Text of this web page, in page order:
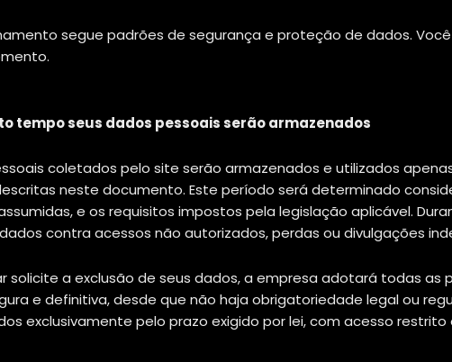
segue padrões de segurança e proteção de dados.
tempo seus dados pessoais serão armazenados
coletados pelo site serão armazenados e utilizados
neste documento. Este período será determinado
e os requisitos impostos pela legislação aplicável.
contra acessos não autorizados, perdas ou divulgações
solicite a exclusão de seus dados, a empresa adotará todas
e definitiva, desde que não haja obrigatoriedade legal ou
exclusivamente pelo prazo exigido por lei, com acesso